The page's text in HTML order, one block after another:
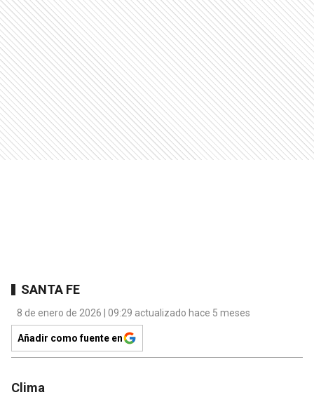
SANTA FE
8 de enero de 2026 | 09:29 actualizado hace 5 meses
Añadir como fuente en
Clima